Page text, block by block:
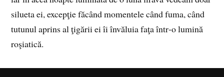
silueta ei, excepţie făcând momentele când fuma, când
tutunul aprins al ţigării ei îi învăluia faţa într‑o lumină
roşiatică.